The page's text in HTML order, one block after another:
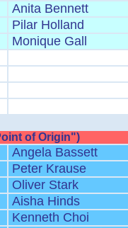
Anita Bennett
Pilar Holland
Monique Gall
of Origin")
Angela Bassett
Peter Krause
Oliver Stark
Aisha Hinds
Kenneth Choi